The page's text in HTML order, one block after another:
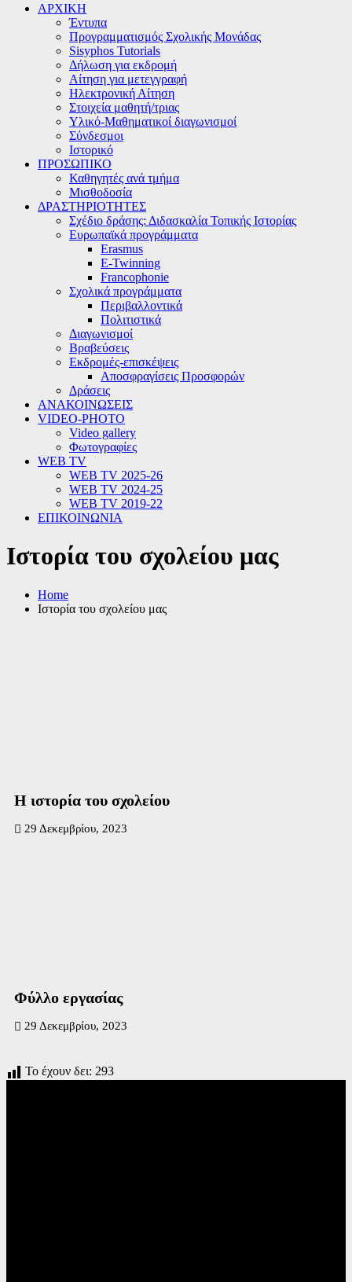
ΑΡΧΙΚΗ
Έντυπα
Προγραμματισμός Σχολικής Μονάδας
Sisyphos Tutorials
Δήλωση για εκδρομή
Αίτηση για μετεγγραφή
Ηλεκτρονική Αίτηση
Στοιχεία μαθητή/τριας
Υλικό-Μαθηματικοί διαγωνισμοί
Σύνδεσμοι
Ιστορικό
ΠΡΟΣΩΠΙΚΟ
Καθηγητές ανά τμήμα
Μισθοδοσία
ΔΡΑΣΤΗΡΙΟΤΗΤΕΣ
Σχέδιο δράσης: Διδασκαλία Τοπικής Ιστορίας
Ευρωπαϊκά προγράμματα
Erasmus
E-Twinning
Francophonie
Σχολικά προγράμματα
Περιβαλλοντικά
Πολιτιστικά
Διαγωνισμοί
Βραβεύσεις
Εκδρομές-επισκέψεις
Αποσφραγίσεις Προσφορών
Δράσεις
ΑΝΑΚΟΙΝΩΣΕΙΣ
VIDEO-PHOTO
Video gallery
Φωτογραφίες
WEB TV
WEB TV 2025-26
WEB TV 2024-25
WEB TV 2019-22
ΕΠΙΚΟΙΝΩΝΙΑ
Ιστορία του σχολείου μας
Home
Ιστορία του σχολείου μας
Η ιστορία του σχολείου
29 Δεκεμβρίου, 2023
Φύλλο εργασίας
29 Δεκεμβρίου, 2023
Το έχουν δει: 293